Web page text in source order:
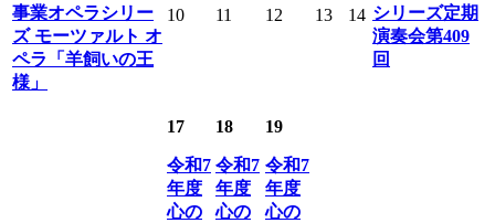
事業オペラシリー
ズ モーツァルト オ
ペラ「羊飼いの王
様」
10 11 12 13 14 シリーズ定期
演奏会第409
回
17
令和7
年度
心の
18
令和7
年度
心の
19
令和7
年度
心の